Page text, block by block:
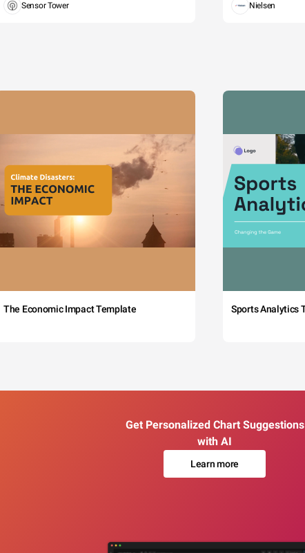
Sensor Tower Nielsen
The Economic Impact Template Sports Analytics
Get Personalized Chart Suggestions
with AI
Learn more